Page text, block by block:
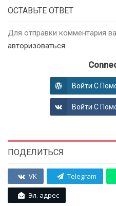
ОСТАВЬТЕ ОТВЕТ
Для отправки комментария
авторизоваться.
Войти С
Войти С
ПОДЕЛИТЬСЯ
VK Telegram
Эл. адрес